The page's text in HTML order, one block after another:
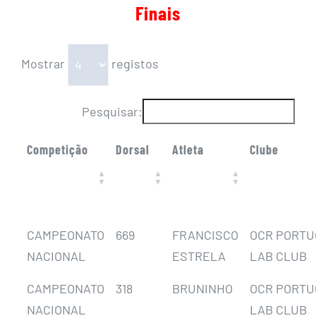
Finais
Mostrar registos
Pesquisar:
Competição Dorsal Atleta Clube
CAMPEONATO
NACIONAL
669
FRANCISCO
ESTRELA
OCR
LAB CLUB
CAMPEONATO
NACIONAL
318 BRUNINHO
OCR
LAB CLUB